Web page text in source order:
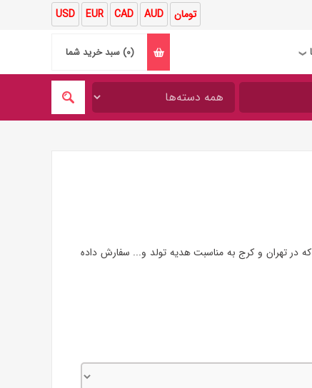
USD EUR CAD AUD تومان
❯
(0) سبد خرید شما
در تهران و کرج به مناسبت هدیه تولد و... سفارش داده